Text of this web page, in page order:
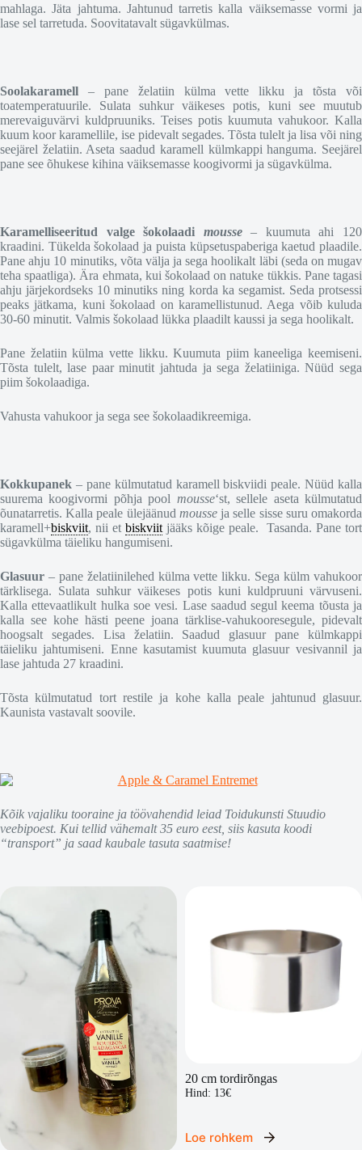
mahlaga. Jäta jahtuma. Jahtunud tarretis kalla väiksemasse vormi ja
lase sel tarretuda. Soovitatavalt sügavkülmas.
Soolakaramell – pane želatiin külma vette likku ja tõsta või
toatemperatuurile. Sulata suhkur väikeses potis, kuni see muutub
merevaiguvärvi kuldpruuniks. Teises potis kuumuta vahukoor. Kalla
kuum koor karamellile, ise pidevalt segades. Tõsta tulelt ja lisa või ning
seejärel želatiin. Aseta saadud karamell külmkappi hanguma. Seejärel
pane see õhukese kihina väiksemasse koogivormi ja sügavkülma.
Karamelliseeritud valge šokolaadi mousse
– kuumuta ahi 120
kraadini. Tükelda šokolaad ja puista küpsetuspaberiga kaetud plaadile.
Pane ahju 10 minutiks, võta välja ja sega hoolikalt läbi (seda on mugav
teha spaatliga). Ära ehmata, kui šokolaad on natuke tükkis. Pane tagasi
ahju järjekordseks 10 minutiks ning korda ka segamist. Seda protsessi
peaks jätkama, kuni šokolaad on karamellistunud. Aega võib kuluda
30-60 minutit. Valmis šokolaad lükka plaadilt kaussi ja sega hoolikalt.
Pane želatiin külma vette likku. Kuumuta piim kaneeliga keemiseni.
Tõsta tulelt, lase paar minutit jahtuda ja sega želatiiniga. Nüüd sega
piim šokolaadiga.
Vahusta vahukoor ja sega see šokolaadikreemiga.
Kokkupanek – pane külmutatud karamell biskviidi peale. Nüüd kalla
suurema koogivormi põhja pool mousse‘st, sellele aseta külmutatud
õunatarretis. Kalla peale ülejäänud mousseja selle sisse suru omakorda
karamell+biskviit, nii et biskviit jääks kõige peale. Tasanda. Pane tort
sügavkülma täieliku hangumiseni.
Glasuur – pane želatiinilehed külma vette likku. Sega külm vahukoor
tärklisega. Sulata suhkur väikeses potis kuni kuldpruuni värvuseni.
Kalla ettevaatlikult hulka soe vesi. Lase saadud segul keema tõusta ja
kalla see kohe hästi peene joana tärklise-vahukooresegule, pidevalt
hoogsalt segades. Lisa želatiin. Saadud glasuur pane külmkappi
täieliku jahtumiseni. Enne kasutamist kuumuta glasuur vesivannil ja
lase jahtuda 27 kraadini.
Tõsta külmutatud tort restile ja kohe kalla peale jahtunud glasuur.
Kaunista vastavalt soovile.
Kõik vajaliku tooraine ja töövahendid leiad Toidukunsti Stuudio
veebipoest. Kui tellid vähemalt 35 euro eest, siis kasuta koodi
“transport” ja saad kaubale tasuta saatmise!
20 cm tordirõngas
Hind: 13€
Loe rohkem